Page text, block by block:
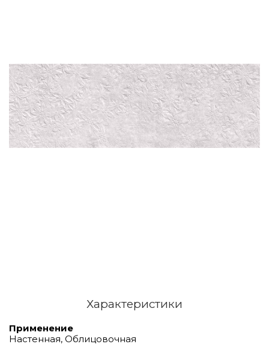
Характеристики
Применение
Настенная, Облицовочная